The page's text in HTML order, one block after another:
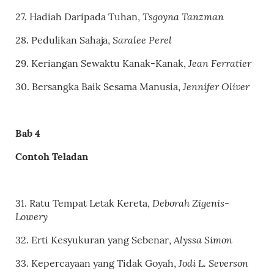
27. Hadiah Daripada Tuhan, Tsgoyna Tanzman
28. Pedulikan Sahaja, Saralee Perel
29. Keriangan Sewaktu Kanak-Kanak, Jean Ferratier
30. Bersangka Baik Sesama Manusia, Jennifer Oliver
Bab 4
Contoh Teladan
31. Ratu Tempat Letak Kereta, Deborah Zigenis-
Lowery
32. Erti Kesyukuran yang Sebenar,Alyssa Simon
33. Kepercayaan yang Tidak Goyah, Jodi L. Severson